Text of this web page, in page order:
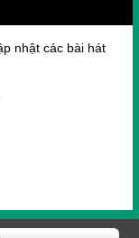
nhật các bài hát